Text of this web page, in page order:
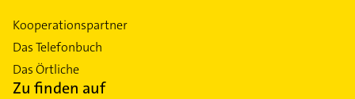
Kooperationspartner
Das Telefonbuch
Das Örtliche
Zu finden auf